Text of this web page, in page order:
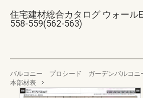
住宅建材総合カタログ ウォール
558-559(562-563)
バルコニー プロシード ガーデンバルコニ
本部材表